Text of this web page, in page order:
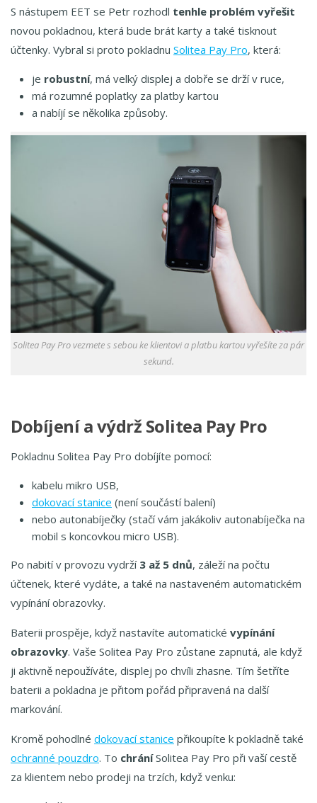
S nástupem EET se Petr rozhodl tenhle problém vyřešit
novou pokladnou, která bude brát karty a také tisknout
účtenky. Vybral si proto pokladnu Solitea Pay Pro, která:
je robustní, má velký displej a dobře se drží v ruce,
má rozumné poplatky za platby kartou
a nabíjí se několika způsoby.
Solitea Pay Pro vezmete s sebou ke klientovi a platbu kartou vyřešíte za pár
sekund.
Dobíjení a výdrž Solitea Pay Pro
Pokladnu Solitea Pay Pro dobíjíte pomocí:
kabelu mikro USB,
dokovací stanice (není součástí balení)
nebo autonabíječky (stačí vám jakákoliv autonabíječka na
mobil s koncovkou micro USB).
Po nabití v provozu vydrží 3 až 5 dnů, záleží na počtu
účtenek, které vydáte, a také na nastaveném automatickém
vypínání obrazovky.
Baterii prospěje, když nastavíte automatické vypínání
obrazovky. Vaše Solitea Pay Pro zůstane zapnutá, ale když
ji aktivně nepoužíváte, displej po chvíli zhasne. Tím šetříte
baterii a pokladna je přitom pořád připravená na další
markování.
Kromě pohodlné dokovací stanice přikoupíte k pokladně také
ochranné pouzdro. To chrání Solitea Pay Pro při vaší cestě
za klientem nebo prodeji na trzích, když venku: